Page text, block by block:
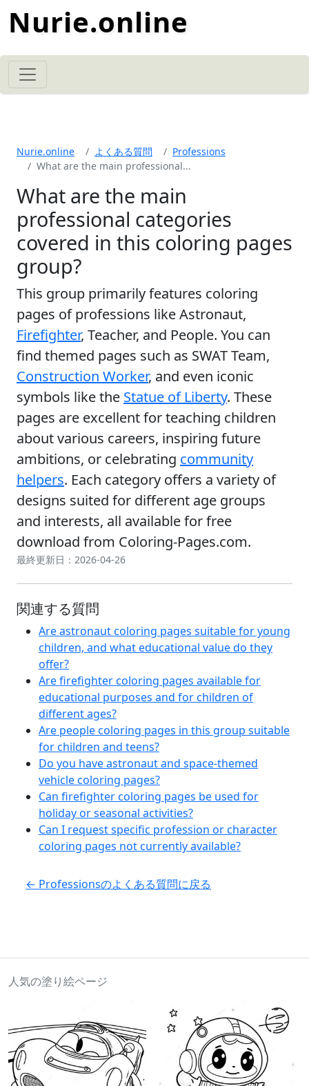
Nurie.online
Nurie.online よくある質問
Professions
What are the main professional...
What are the main
professional categories
covered in this coloring pages
group?
This group primarily features coloring
pages of professions like Astronaut,
Firefighter, Teacher, and People. You can
find themed pages such as SWAT Team,
Construction Worker, and even iconic
symbols like the Statue of Liberty. These
pages are excellent for teaching children
about various careers, inspiring future
ambitions, or celebrating community
helpers. Each category offers a variety of
designs suited for different age groups
and interests, all available for free
download from Coloring-Pages.com.
最終更新日：2026-04-26
関連する質問
Are astronaut coloring pages suitable for young
children, and what educational value do they
offer?
Are firefighter coloring pages available for
educational purposes and for children of
different ages?
Are people coloring pages in this group suitable
for children and teens?
Do you have astronaut and space-themed
vehicle coloring pages?
Can firefighter coloring pages be used for
holiday or seasonal activities?
Can I request specific profession or character
coloring pages not currently available?
← Professionsのよくある質問に戻る
人気の塗り絵ページ